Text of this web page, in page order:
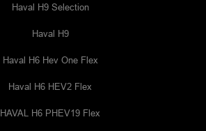
Haval H9 Selection
Haval H9
Haval H6 Hev One Flex
Haval H6 HEV2 Flex
HAVAL H6 PHEV19 Flex